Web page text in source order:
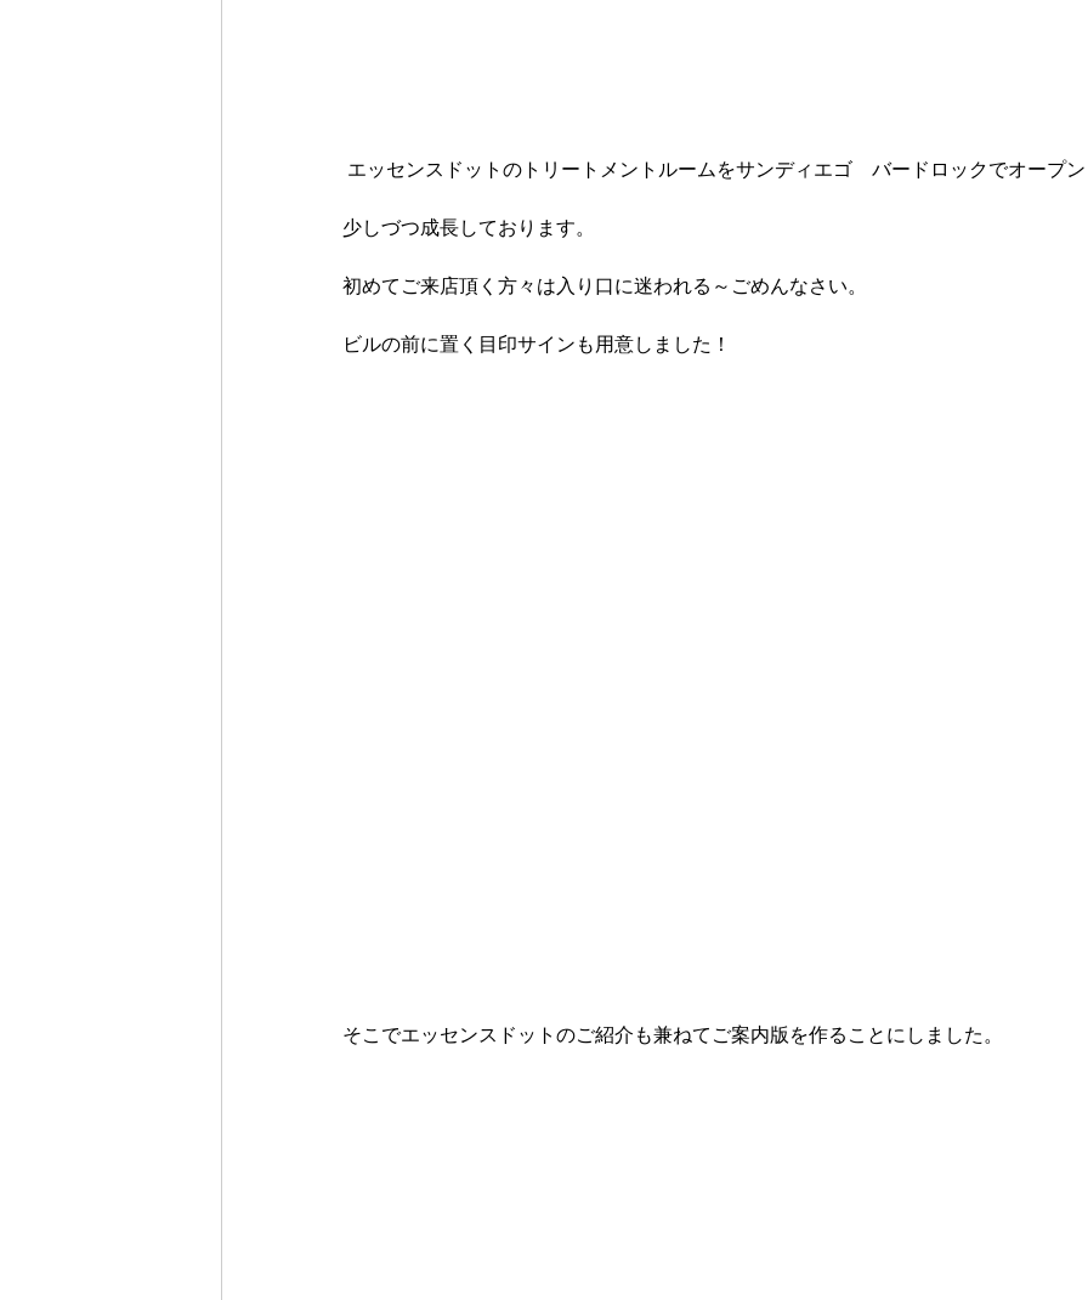
エッセンスドットのトリートメントルームをサンディエゴ　バードロックでオープ
少しづつ成長しております。
初めてご来店頂く方々は入り口に迷われる～ごめんなさい。
ビルの前に置く目印サインも用意しました！
そこでエッセンスドットのご紹介も兼ねてご案内版を作ることにしました。